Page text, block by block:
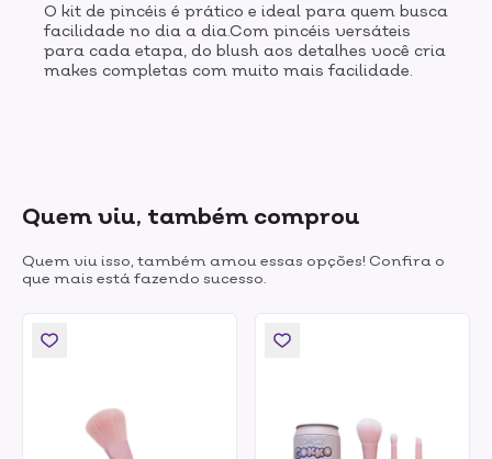
O kit de pincéis é prático e ideal para quem busca
facilidade no dia a dia.Com pincéis versáteis
para cada etapa, do blush aos detalhes você cria
makes completas com muito mais facilidade.
Quem viu, também comprou
Quem viu isso, também amou essas opções! Confira o
que mais está fazendo sucesso.